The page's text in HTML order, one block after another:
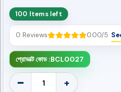
100 Items left
0 Reviews 0.00/5
প্রোডাক্ট কোড :BCL0027
- +